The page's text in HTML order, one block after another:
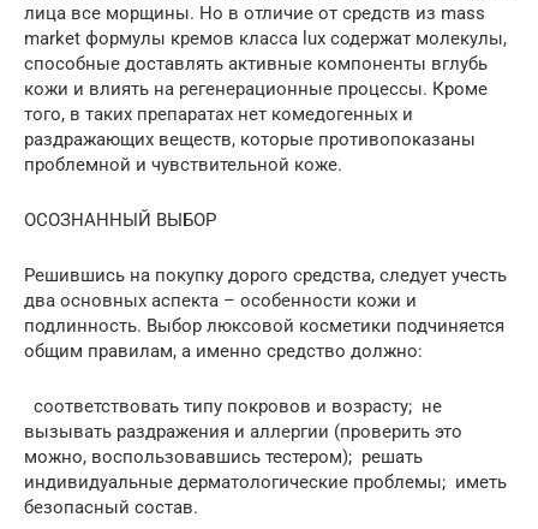
лица все морщины. Но в отличие от средств из mass
market формулы кремов класса lux содержат молекулы,
способные доставлять активные компоненты вглубь
кожи и влиять на регенерационные процессы. Кроме
того, в таких препаратах нет комедогенных и
раздражающих веществ, которые противопоказаны
проблемной и чувствительной коже.
ОСОЗНАННЫЙ ВЫБОР
Решившись на покупку дорого средства, следует учесть
два основных аспекта – особенности кожи и
подлинность. Выбор люксовой косметики подчиняется
общим правилам, а именно средство должно:
соответствовать типу покровов и возрасту; не
вызывать раздражения и аллергии (проверить это
можно, воспользовавшись тестером); решать
индивидуальные дерматологические проблемы; иметь
безопасный состав.